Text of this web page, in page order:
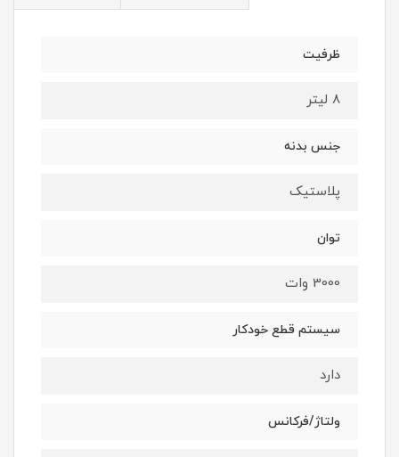
ظرفیت
۸ لیتر
جنس بدنه
پلاستیک
توان
3000 وات
سیستم قطع خودکار
دارد
ولتاژ/فرکانس